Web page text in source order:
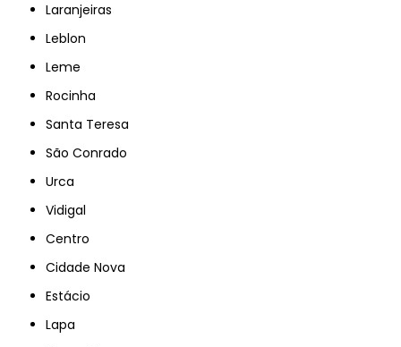
Laranjeiras
Leblon
Leme
Rocinha
Santa Teresa
São Conrado
Urca
Vidigal
Centro
Cidade Nova
Estácio
Lapa